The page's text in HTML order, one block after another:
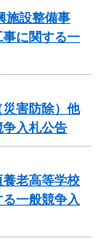
施設整備事
に関する一
害防除）他
入札公告
養老高等学校
一般競争入